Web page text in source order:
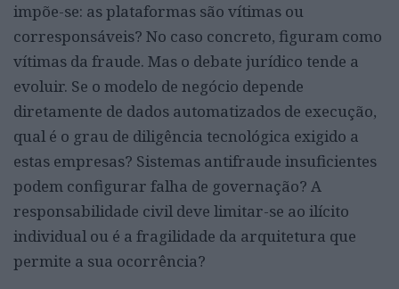
impõe-se: as plataformas são vítimas ou
corresponsáveis? No caso concreto, figuram como
vítimas da fraude. Mas o debate jurídico tende a
evoluir. Se o modelo de negócio depende
diretamente de dados automatizados de execução,
qual é o grau de diligência tecnológica exigido a
estas empresas? Sistemas antifraude insuficientes
podem configurar falha de governação? A
responsabilidade civil deve limitar-se ao ilícito
individual ou é a fragilidade da arquitetura que
permite a sua ocorrência?